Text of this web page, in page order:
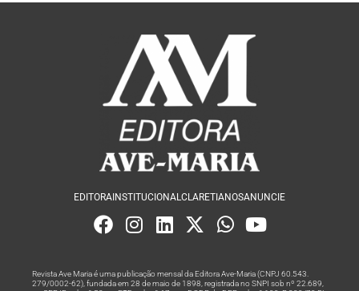
EDITORA INSTITUCIONALCLARETIANOSANUNCIE
Revista Ave Maria é uma publicação mensal da Editora Ave-Maria (CNPJ 60.543.
279/0002-62), fundada em 28 de maio de 1898, registrada no SNPI sob nº 22.689,